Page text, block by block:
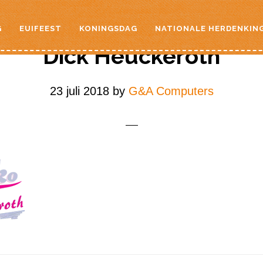
EUIFEEST KONINGSDAG NATIONALE
Dick Heuckeroth
23 juli 2018by G&A Computers